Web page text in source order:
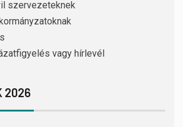
szervezeteknek
vagy hírlevél
2026